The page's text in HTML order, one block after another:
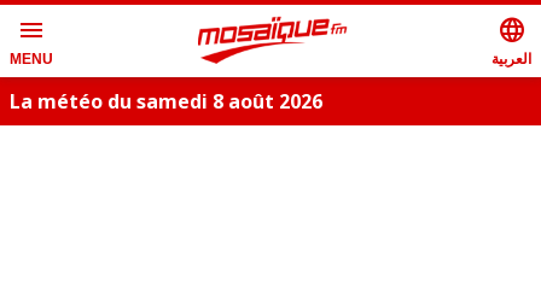
menu
MENU
language
العربية
La météo du samedi 8 août 2026